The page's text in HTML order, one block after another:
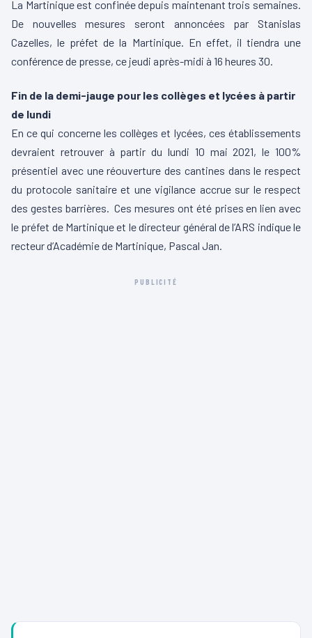
La Martinique est confinée depuis maintenant trois semaines.
De nouvelles mesures seront annoncées par Stanislas
Cazelles, le préfet de la Martinique. En effet, il tiendra une
conférence de presse, ce jeudi après-midi à 16 heures 30.
Fin de la demi-jauge pour les collèges et lycées à partir
de lundi
En ce qui concerne les collèges et lycées, ces établissements
devraient retrouver à partir du lundi 10 mai 2021, le 100%
présentiel avec une réouverture des cantines dans le respect
du protocole sanitaire et une vigilance accrue sur le respect
des gestes barrières. Ces mesures ont été prises en lien avec
le préfet de Martinique et le directeur général de l’ARS indique le
recteur d’Académie de Martinique, Pascal Jan.
PUBLICITÉ